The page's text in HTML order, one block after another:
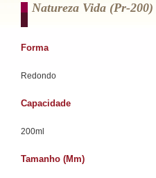
Natureza Vida (pr-200)
Forma
Redondo
Capacidade
200ml
Tamanho (mm)